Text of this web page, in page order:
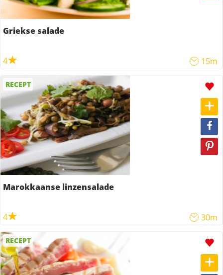
Griekse salade
4 15m
RECEPT
Marokkaanse linzensalade
4 30m
RECEPT